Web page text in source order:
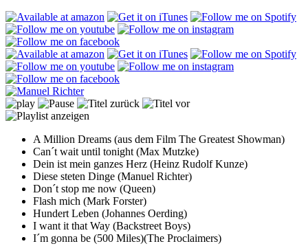
A Million Dreams (aus dem Film The Greatest Showman)
Can´t wait until tonight (Max Mutzke)
Dein ist mein ganzes Herz (Heinz Rudolf Kunze)
Diese steten Dinge (Manuel Richter)
Don´t stop me now (Queen)
Flash mich (Mark Forster)
Hundert Leben (Johannes Oerding)
I want it that Way (Backstreet Boys)
I´m gonna be (500 Miles)(The Proclaimers)